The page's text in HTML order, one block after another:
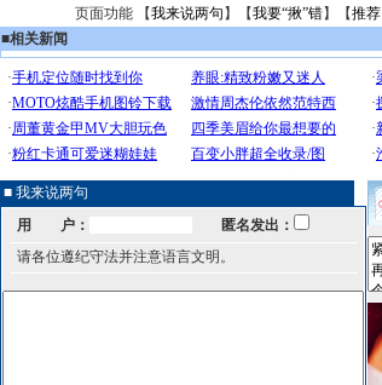
页面功能 【我来说两句 】【我要“揪”错】【推荐
■相关新闻
■ 我来说两句
用 户：
匿名发出：
请各位遵纪守法并注意语言文明。